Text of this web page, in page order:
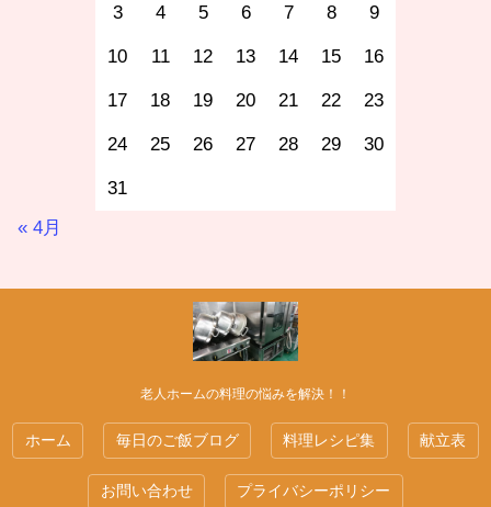
3 4 5 6 7 8 9
10 11 12 13 14 15 16
17 18 19 20 21 22 23
24 25 26 27 28 29 30
31
« 4月
老人ホームの料理の悩みを解決！！
ホーム 毎日のご飯ブログ 料理レシピ集 献立表
お問い合わせ プライバシーポリシー